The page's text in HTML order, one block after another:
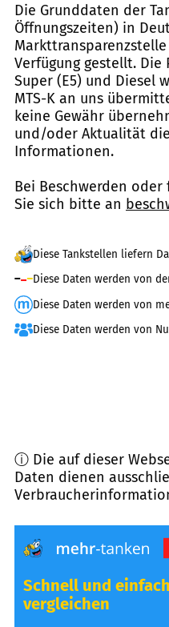
Die Grunddaten der
Öffnungszeiten) in
Verfügung gestellt. Die
Super (E5) und Diesel
MTS-K an uns
keine Gewähr
und/oder Aktualität
Informationen.
Bei Beschwerden
Sie sich bitte an
Diese Tankstellen liefern
Diese Daten werden von
Diese Daten werden von
Diese Daten werden von
ⓘ Die auf dieser
Daten dienen
Schnell und
vergleichen